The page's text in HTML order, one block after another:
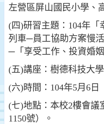
左營區屏山國民小學、
(四)研習主題：104年「
列車─員工協助方案慢
─「享受工作、投資婚
(五)講座：樹德科技大
(六)時間：104年5月6日
(七)地點：本校2樓會議
1150號）。